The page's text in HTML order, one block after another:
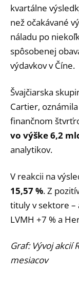
kvartálne
než očakávané
náladu po
spôsobenej
výdavkov v Číne.
Švajčiarska
Cartier,
finančnom
vo výške 6,2
analytikov.
V reakcii na
15,57 %. Z
tituly v sektore –
LVMH +7 % a
Graf: Vývoj akcií
mesiacov